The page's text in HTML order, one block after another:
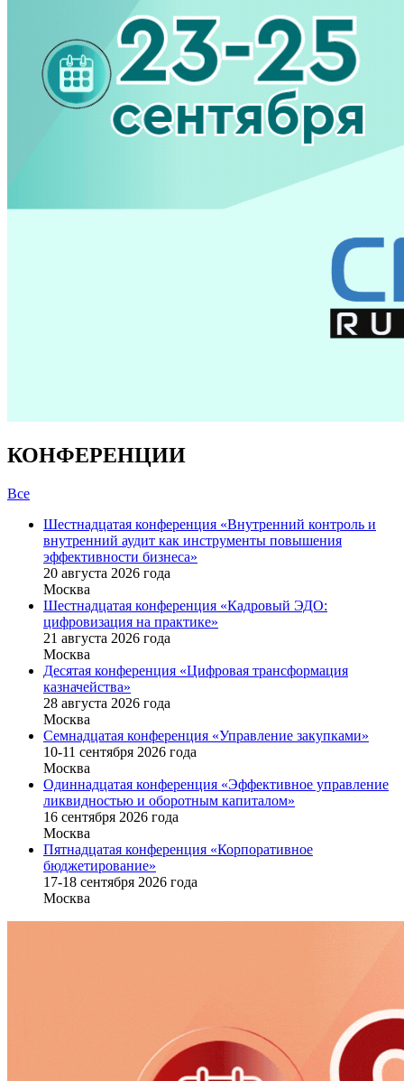
КОНФЕРЕНЦИИ
Все
Шестнадцатая конференция «Внутренний контроль и
внутренний аудит как инструменты повышения
эффективности бизнеса»
20 августа 2026 года
Москва
Шестнадцатая конференция «Кадровый ЭДО:
цифровизация на практике»
21 августа 2026 года
Москва
Десятая конференция «Цифровая трансформация
казначейства»
28 августа 2026 года
Москва
Семнадцатая конференция «Управление закупками»
10-11 сентября 2026 года
Москва
Одиннадцатая конференция «Эффективное управление
ликвидностью и оборотным капиталом»
16 cентября 2026 года
Москва
Пятнадцатая конференция «Корпоративное
бюджетирование»
17-18 сентября 2026 года
Москва